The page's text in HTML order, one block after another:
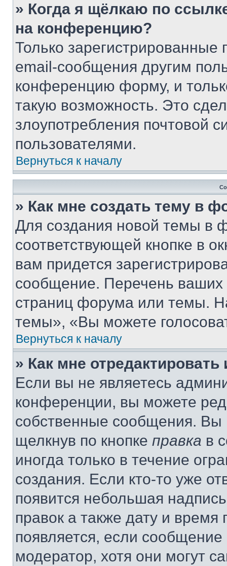
» Когда я щёлкаю по
на конференцию?
Только зарегистрированные
email-сообщения другим
конференцию форму, и
такую возможность. Это
злоупотребления почтовой
пользователями.
Вернуться к началу
» Как мне создать тему в
Для создания новой темы в
соответствующей кнопке в
вам придется
сообщение. Перечень ваших
страниц форума или темы.
темы», «Вы можете
Вернуться к началу
» Как мне
Если вы не являетесь
конференции, вы можете
собственные сообщения. Вы
щелкнув по кнопке правка в
иногда только в течение
создания. Если кто-то уже
появится небольшая
правок а также дату и
появляется, если
модератор, хотя они могут